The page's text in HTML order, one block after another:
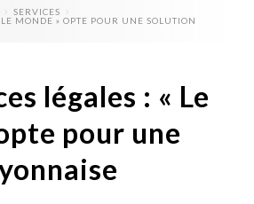
SERVICES
MONDE » OPTE POUR UNE SOLUTION
légales : « Le
pour une